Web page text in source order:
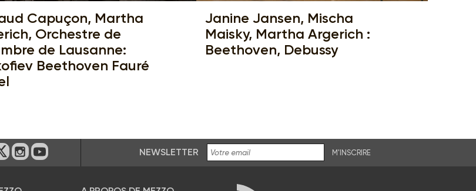
Capuçon, Martha
Orchestre de
de Lausanne:
Beethoven Fauré
Janine Jansen, Mischa
Maisky, Martha Argerich :
Beethoven, Debussy
Sur Twitter
Sur Instagram
Sur Youtube NEWSLETTER M'INSCRIRE